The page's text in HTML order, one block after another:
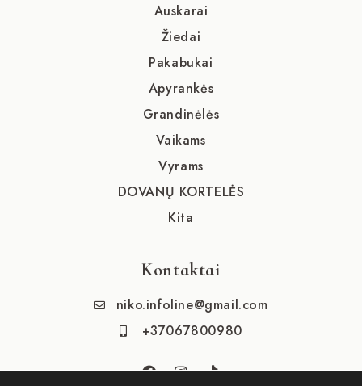
Auskarai
Žiedai
Pakabukai
Apyrankės
Grandinėlės
Vaikams
Vyrams
DOVANŲ KORTELĖS
Kita
Kontaktai
niko.infoline@gmail.com
+37067800980